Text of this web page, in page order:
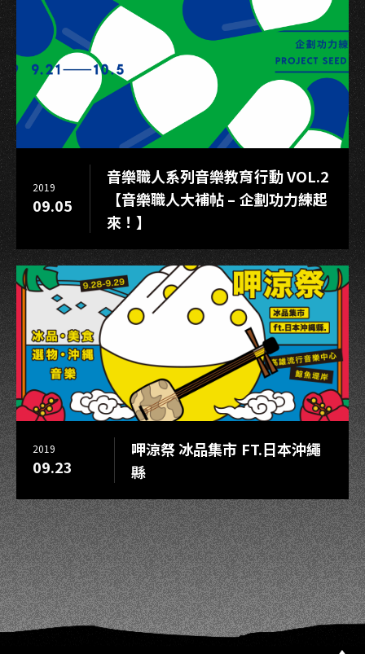
2019
09.05
音樂職人系列音樂教育行動 VOL.2
【音樂職人大補帖 – 企劃功力練起
來！】
2019
09.23
呷涼祭 冰品集市 FT.日本沖繩
縣